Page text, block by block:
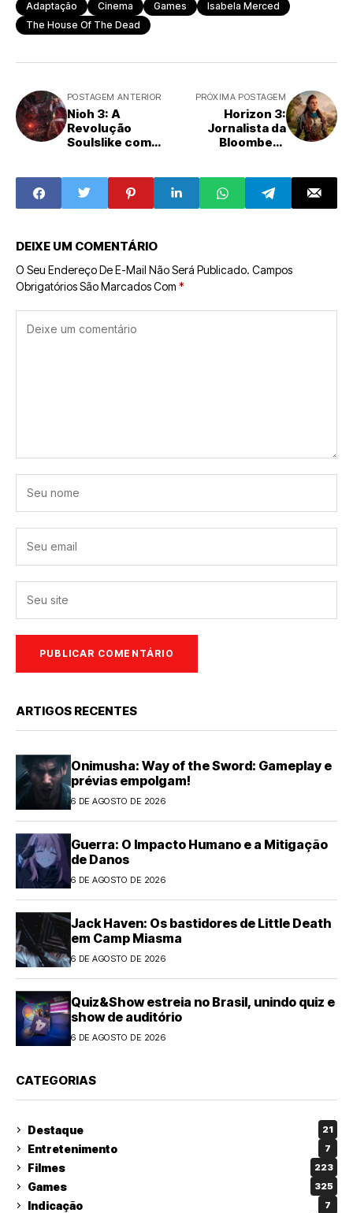
Adaptação Cinema Games
Isabela Merced
The House Of The Dead
POSTAGEM ANTERIOR
Nioh 3: A
Revolução
Soulslike com
Mundo Aberto
Imersivo
PRÓXIMA POSTAGEM
Horizon 3:
Jornalista da
Bloomberg
Próximo Capítulo
Principal
DEIXE UM COMENTÁRIO
O Seu Endereço De E-Mail Não Será Publicado. Campos
Obrigatórios São Marcados Com *
ARTIGOS RECENTES
Onimusha: Way of the Sword: Gameplay e
prévias empolgam!
6 DE AGOSTO DE 2026
Guerra: O Impacto Humano e a Mitigação
de Danos
6 DE AGOSTO DE 2026
Jack Haven: Os bastidores de Little Death
em Camp Miasma
6 DE AGOSTO DE 2026
Quiz&Show estreia no Brasil, unindo quiz e
show de auditório
6 DE AGOSTO DE 2026
CATEGORIAS
Destaque 21
Entretenimento 7
Filmes 223
Games 325
Indicação 7